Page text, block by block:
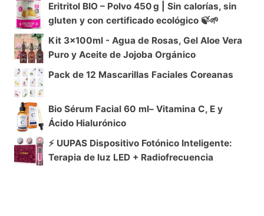
Eritritol BIO – Polvo 450 g | Sin calorías, sin
gluten y con certificado ecológico 🍃🌱
Kit 3x100ml - Agua de Rosas, Gel Aloe Vera
Puro y Aceite de Jojoba Orgánico
Pack de 12 Mascarillas Faciales Coreanas
Bio Sérum Facial 60 ml– Vitamina C, E y
Ácido Hialurónico
⚡ UUPAS Dispositivo Fotónico Inteligente:
Terapia de luz LED + Radiofrecuencia